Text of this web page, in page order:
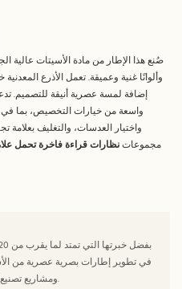
صُنع هذا الإطار من مادة الأسيتات عالية
وألوانًا غنية وعميقة. تعمل الأذرع
إضافة لمسة عصرية أنيقة للتصميم.
واسعة من خيارات التخصيص، بما في
واختيار العدسات، والتغليف بعلامة
مجموعاتنظارات قراءة فاخرة تحمل
ومشاريع تصنيع المعدات الأصلية/تصميم المعدات الأصلية.